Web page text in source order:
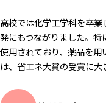
高校では化学工学科を卒
発にもつながりました。
使用されており、薬品を
は、省エネ大賞の受賞に大